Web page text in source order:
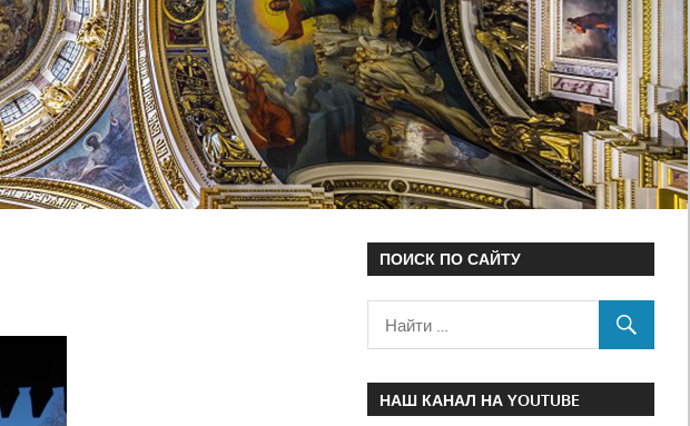
ПОИСК ПО САЙТУ
НАШ КАНАЛ НА YOUTUBE